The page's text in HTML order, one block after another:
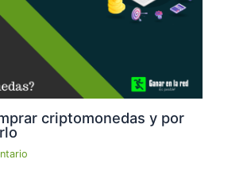
criptomonedas y por